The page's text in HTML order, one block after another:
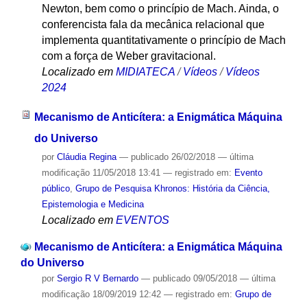
Newton, bem como o princípio de Mach. Ainda, o
conferencista fala da mecânica relacional que
implementa quantitativamente o princípio de Mach
com a força de Weber gravitacional.
Localizado em MIDIATECA /Vídeos /Vídeos
2024
Mecanismo de Anticítera: a Enigmática Máquina
do Universo
por Cláudia Regina — publicado26/02/2018 — última
modificação11/05/2018 13:41 — registrado em: Evento
público, Grupo de Pesquisa Khronos: História da Ciência,
Epistemologia e Medicina
Localizado em EVENTOS
Mecanismo de Anticítera: a Enigmática Máquina
do Universo
por Sergio R V Bernardo — publicado09/05/2018 — última
modificação18/09/2019 12:42 — registrado em: Grupo de